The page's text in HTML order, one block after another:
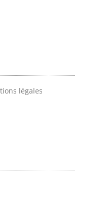
légales